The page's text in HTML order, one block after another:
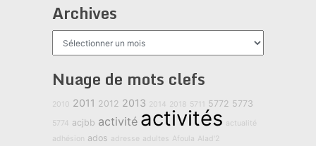
Archives
Nuage de mots clefs
2010 2011 2012 2013 2014 2018 5711 5772 5773
5774 acjbb activité activités actualité
adhésion ados adresse adultes Afoula Alad'2